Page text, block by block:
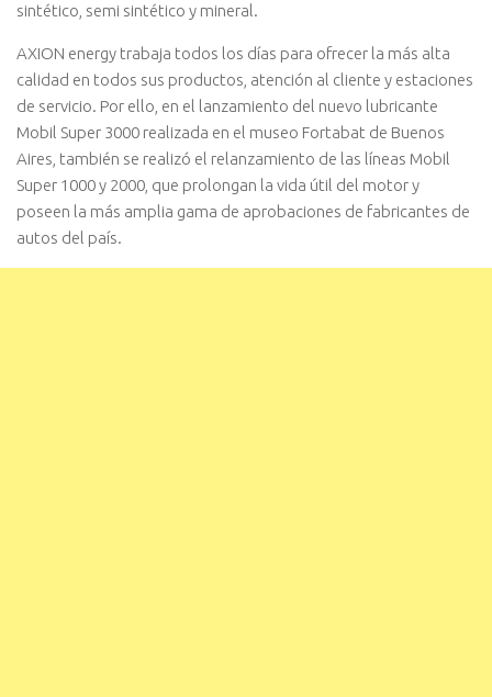
sintético, semi sintético y mineral.
AXION energy trabaja todos los días para ofrecer la más alta
calidad en todos sus productos, atención al cliente y estaciones
de servicio. Por ello, en el lanzamiento del nuevo lubricante
Mobil Super 3000 realizada en el museo Fortabat de Buenos
Aires, también se realizó el relanzamiento de las líneas Mobil
Super 1000 y 2000, que prolongan la vida útil del motor y
poseen la más amplia gama de aprobaciones de fabricantes de
autos del país.